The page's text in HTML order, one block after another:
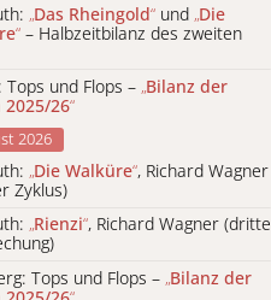
„Das Rheingold“ und „Die
“ – Halbzeitbilanz des zweiten
Tops und Flops – „Bilanz der
2025/26“
2026
„Die Walküre“, Richard Wagner
Zyklus)
„Rienzi“, Richard Wagner (dritte
Tops und Flops – „Bilanz der